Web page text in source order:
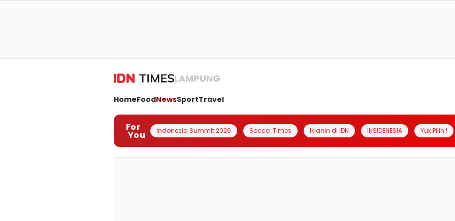
LAMPUNG
HomeFoodNewsSportTravel
For
You Indonesia Summit 2026 Soccer Times Iklanin di IDN INSIDENESIA Yuk Pilih !